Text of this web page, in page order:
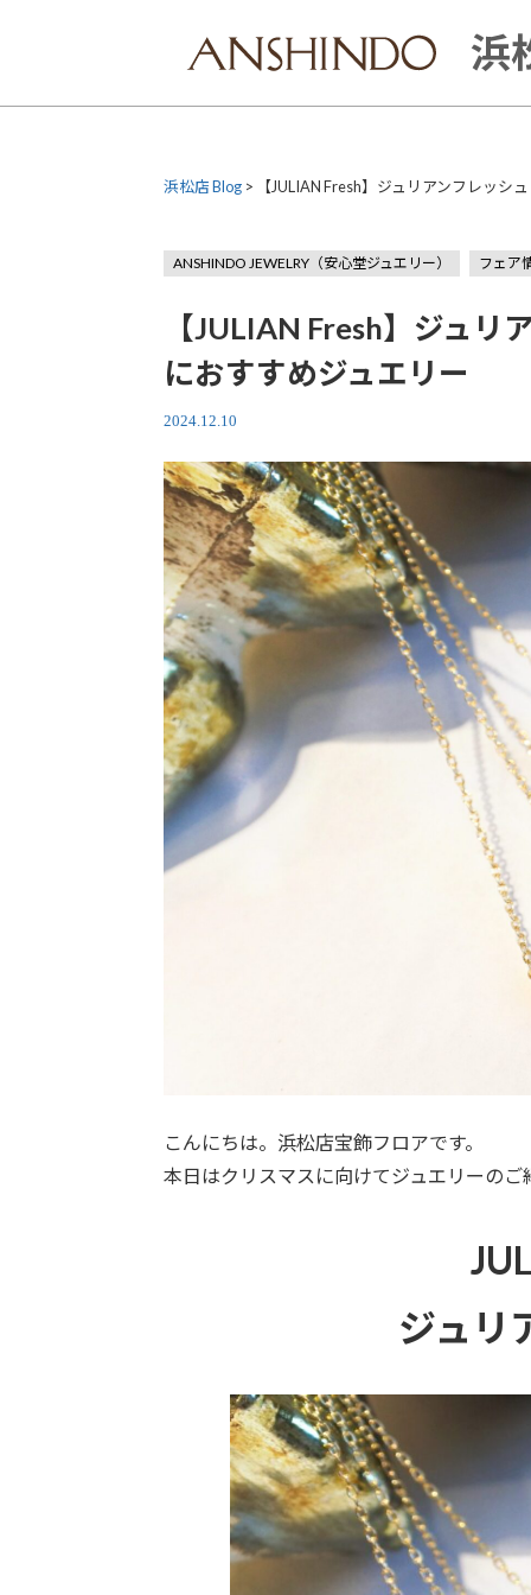
浜
浜松店 Blog > 【JULIAN Fresh】ジュリアンフレッ
ANSHINDO JEWELRY（安心堂ジュエリー） フェア
【JULIAN Fresh】ジュ
におすすめジュエリー
2024.12.10
こんにちは。浜松店宝飾フロアです。
本日はクリスマスに向けてジュエリーのご
ジュリ